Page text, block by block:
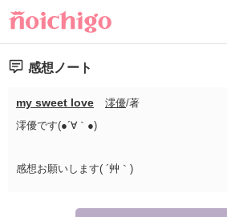
感想ノート
my sweet love 澪優/著
澪優です(●´∀｀●)
感想お願いします( ´艸｀)